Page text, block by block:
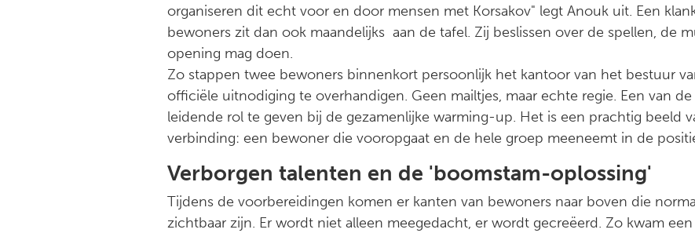
organiseren dit echt voor en door mensen met Korsakov" legt Anouk uit. Een
bewoners zit dan ook maandelijks aan de tafel. Zij beslissen over de spellen, de
opening mag doen.
Zo stappen twee bewoners binnenkort persoonlijk het kantoor van het bestuur
officiële uitnodiging te overhandigen. Geen mailtjes, maar echte regie. Een van
leidende rol te geven bij de gezamenlijke warming-up. Het is een prachtig beeld
verbinding: een bewoner die vooropgaat en de hele groep meeneemt in de
Verborgen talenten en de 'boomstam-oplossing'
Tijdens de voorbereidingen komen er kanten van bewoners naar boven die
zichtbaar zijn. Er wordt niet alleen meegedacht, er wordt gecreëerd. Zo kwam